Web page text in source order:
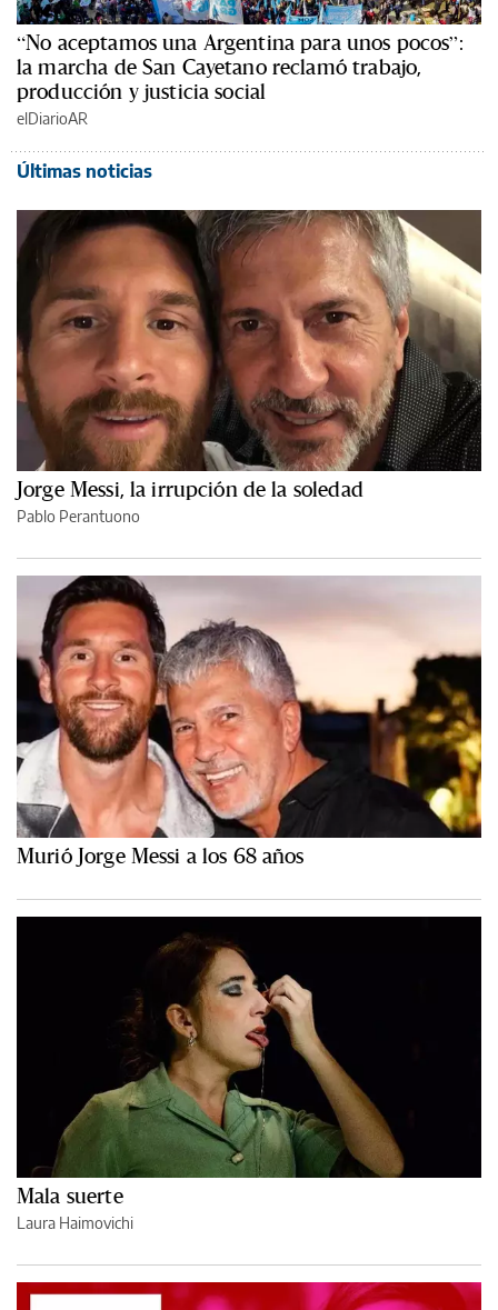
“No aceptamos una Argentina para unos pocos”:
la marcha de San Cayetano reclamó trabajo,
producción y justicia social
elDiarioAR
Últimas noticias
Jorge Messi, la irrupción de la soledad
Pablo Perantuono
Murió Jorge Messi a los 68 años
Mala suerte
Laura Haimovichi